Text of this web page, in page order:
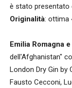
è stato presentato
Originalità:
Emilia Romagna
dell'Afghanistan"
London Dry Gin by
Fausto Cecconi,